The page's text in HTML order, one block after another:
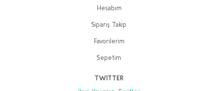
Hesabım
Sipariş Takip
Favorilerim
Sepetim
TWITTER